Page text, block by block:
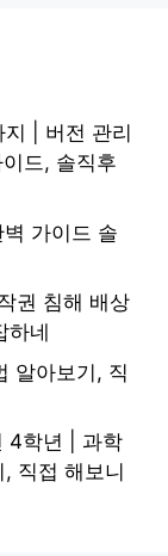
| 버전 관리
드, 솔직후
가이드 솔
권 침해 배상
하네
알아보기, 직
4학년 | 과학
직접 해보니